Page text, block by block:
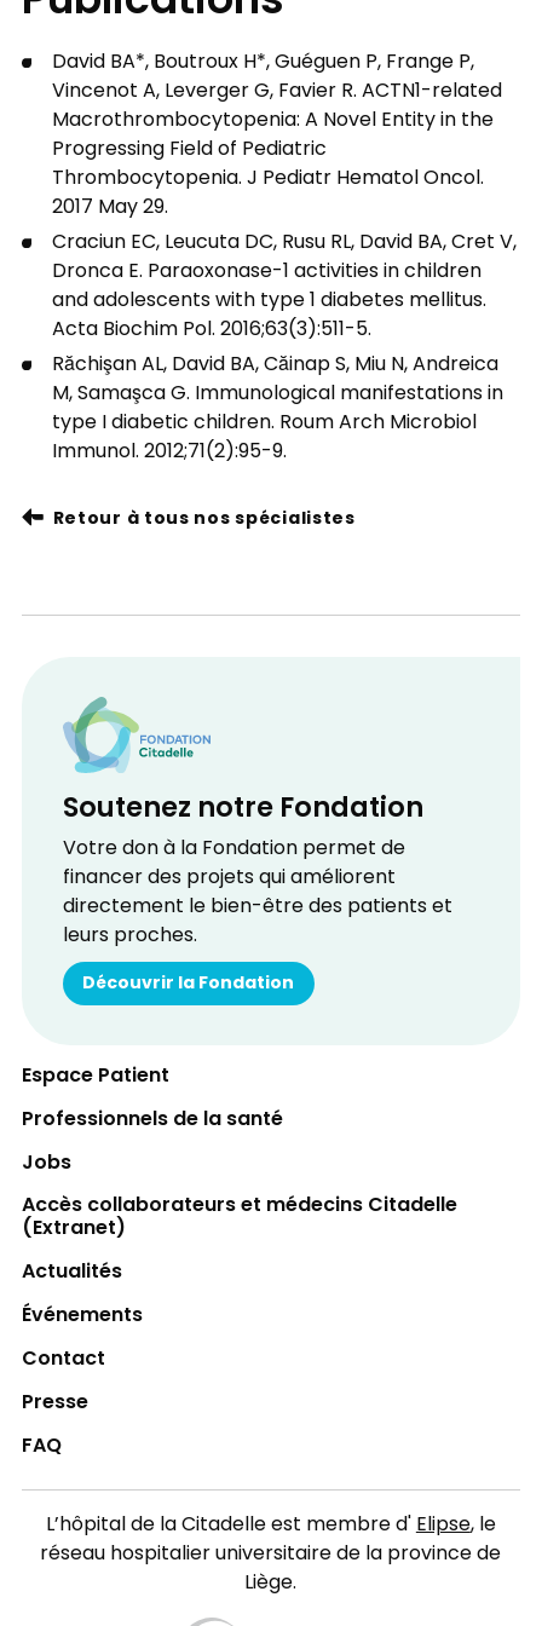
David BA*, Boutroux H*, Guéguen P, Frange P,
Vincenot A, Leverger G, Favier R. ACTN1-related
Macrothrombocytopenia: A Novel Entity in the
Progressing Field of Pediatric
Thrombocytopenia. J Pediatr Hematol Oncol.
2017 May 29.
Craciun EC, Leucuta DC, Rusu RL, David BA, Cret V,
Dronca E. Paraoxonase-1 activities in children
and adolescents with type 1 diabetes mellitus.
Acta Biochim Pol. 2016;63(3):511-5.
Răchişan AL, David BA, Căinap S, Miu N, Andreica
M, Samaşca G. Immunological manifestations in
type I diabetic children. Roum Arch Microbiol
Immunol. 2012;71(2):95-9.
Retour à tous nos spécialistes
Soutenez notre Fondation
Votre don à la Fondation permet de
financer des projets qui améliorent
directement le bien-être des patients et
leurs proches.
Découvrir la Fondation
Espace Patient
Professionnels de la santé
Jobs
Accès collaborateurs et médecins Citadelle
(Extranet)
Actualités
Événements
Contact
Presse
FAQ
L’hôpital de la Citadelle est membre d'Elipse, le
réseau hospitalier universitaire de la province de
Liège.